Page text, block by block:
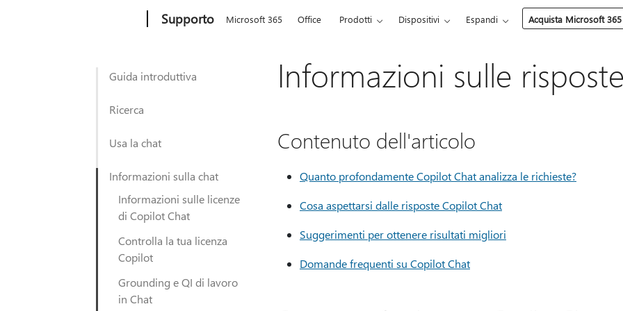
Supporto Microsoft 365 Office Prodotti Dispositivi Espandi Acquista Microsoft 365
Guida introduttiva
Ricerca
Usa la chat
Informazioni sulla chat
Informazioni sulle licenze
di Copilot Chat
Controlla la tua licenza
Copilot
Grounding e QI di lavoro
in Chat
Informazioni sulle
Contenuto dell'articolo
Quanto profondamente Copilot Chat analizza le richieste?
Cosa aspettarsi dalle risposte Copilot Chat
Suggerimenti per ottenere risultati migliori
Domande frequenti su Copilot Chat